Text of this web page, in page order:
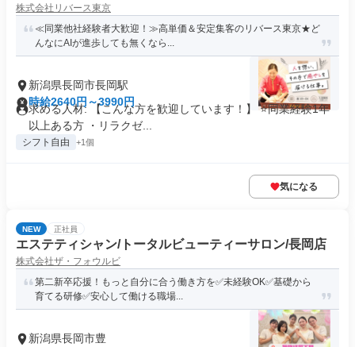
株式会社リバース東京
≪同業他社経験者大歓迎！≫高単価＆安定集客のリバース東京★ど
んなにAIが進歩しても無くなら...
新潟県長岡市長岡駅
時給2640円～3990円
求める人材: 【こんな方を歓迎しています！】 ⭐️同業経験1年
以上ある方 ・リラクゼ...
シフト自由 +1個
気になる
NEW 正社員
エステティシャン/トータルビューティーサロン/長岡店
株式会社ザ・フォウルビ
第二新卒応援！もっと自分に合う働き方を✅未経験OK✅基礎から
育てる研修✅安心して働ける職場...
新潟県長岡市豊